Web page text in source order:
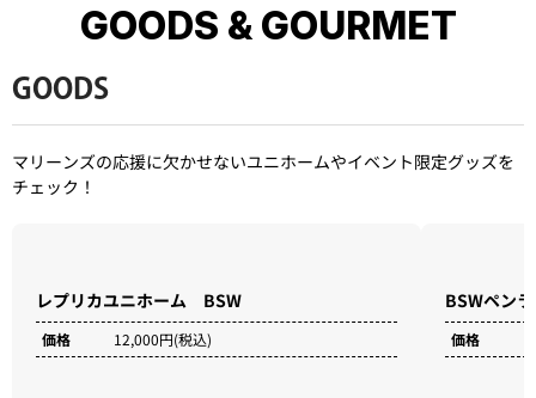
GOODS & GOURMET
GOODS
マリーンズの応援に欠かせないユニホームやイベント限定グッズを
チェック！
BSWペン
価格